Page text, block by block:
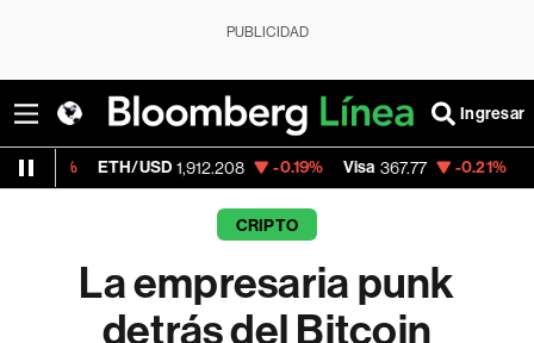
PUBLICIDAD
Ingresar
1,912.208 -0.19% Visa 367.77 -0.21% MercadoLibre
CRIPTO
La empresaria punk
detrás del Bitcoin